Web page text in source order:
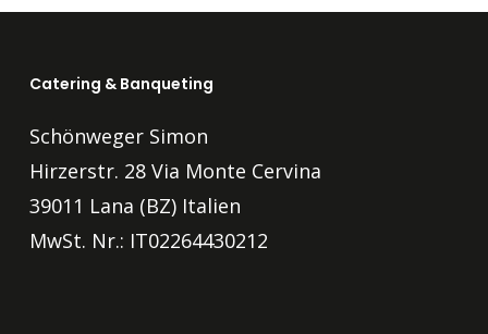
Catering & Banqueting
Schönweger Simon
Hirzerstr. 28 Via Monte Cervina
39011 Lana (BZ) Italien
MwSt. Nr.: IT02264430212